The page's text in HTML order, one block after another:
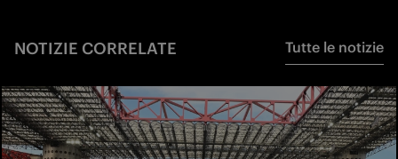
NOTIZIE CORRELATE Tutte le notizie